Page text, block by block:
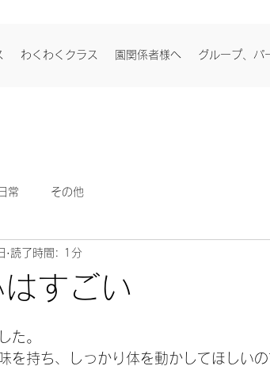
わくわくクラス 園関係者様へ グループ、パ
常 その他
すごい
読了時間: 1分
た。
を持ち、しっかり体を動かしてほしい